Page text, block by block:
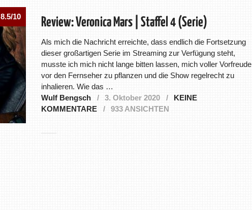
8.5/10 Review: Veronica Mars | Staffel 4 (Serie)
Als mich die Nachricht erreichte, dass endlich die Fortsetzung
dieser großartigen Serie im Streaming zur Verfügung steht,
musste ich mich nicht lange bitten lassen, mich voller Vorfreude
vor den Fernseher zu pflanzen und die Show regelrecht zu
inhalieren. Wie das …
Wulf Bengsch
3. Oktober 2020
KEINE
KOMMENTARE
933 ANSICHTEN